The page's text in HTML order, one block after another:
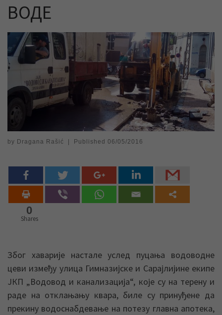
ВОДЕ
by Dragana Rašić Published 06/05/2016
0
Shares
Због хаварије настале услед пуцања водоводне
цеви између улица Гимназијске и Сарајлијине екипе
ЈКП „Водовод и канализација“, које су на терену и
раде на отклањању квара, биле су принуђене да
прекину водоснабдевање на потезу главна апотека,